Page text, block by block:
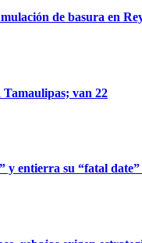
de basura en
Tamaulipas; van 22
y entierra su “fatal